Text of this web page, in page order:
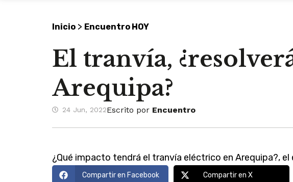
Inicio > Encuentro HOY
El tranvía,
Arequipa?
24 Jun, 2022Escrito por Encuentro
¿Qué impacto tendrá el tranvía eléctrico en Arequipa?,
Compartir en Facebook Compartir en X